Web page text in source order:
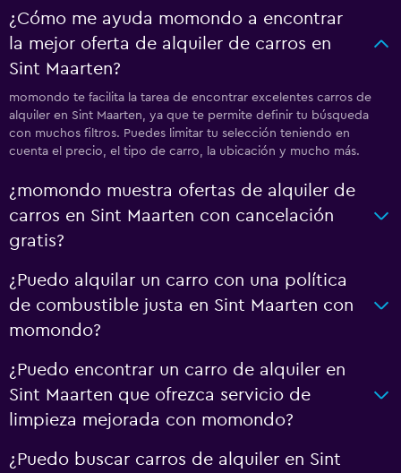
¿Cómo me ayuda momondo a encontrar
la mejor oferta de alquiler de carros en
Sint Maarten?
momondo te facilita la tarea de encontrar excelentes carros de
alquiler en Sint Maarten, ya que te permite definir tu búsqueda
con muchos filtros. Puedes limitar tu selección teniendo en
cuenta el precio, el tipo de carro, la ubicación y mucho más.
¿momondo muestra ofertas de alquiler de
carros en Sint Maarten con cancelación
gratis?
¿Puedo alquilar un carro con una política
de combustible justa en Sint Maarten con
momondo?
¿Puedo encontrar un carro de alquiler en
Sint Maarten que ofrezca servicio de
limpieza mejorada con momondo?
¿Puedo buscar carros de alquiler en Sint